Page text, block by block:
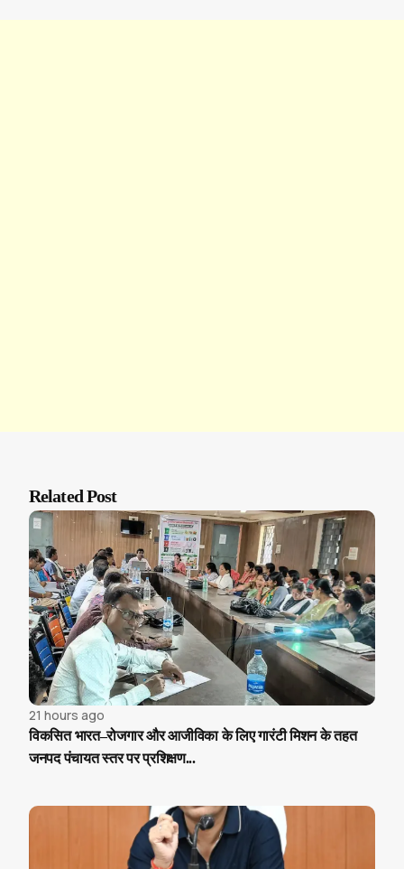
Related Post
21 hours ago
विकसित भारत–रोजगार और आजीविका के लिए गारंटी मिशन के तहत
जनपद पंचायत स्तर पर प्रशिक्षण...